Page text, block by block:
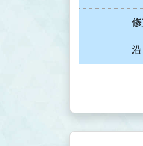
修